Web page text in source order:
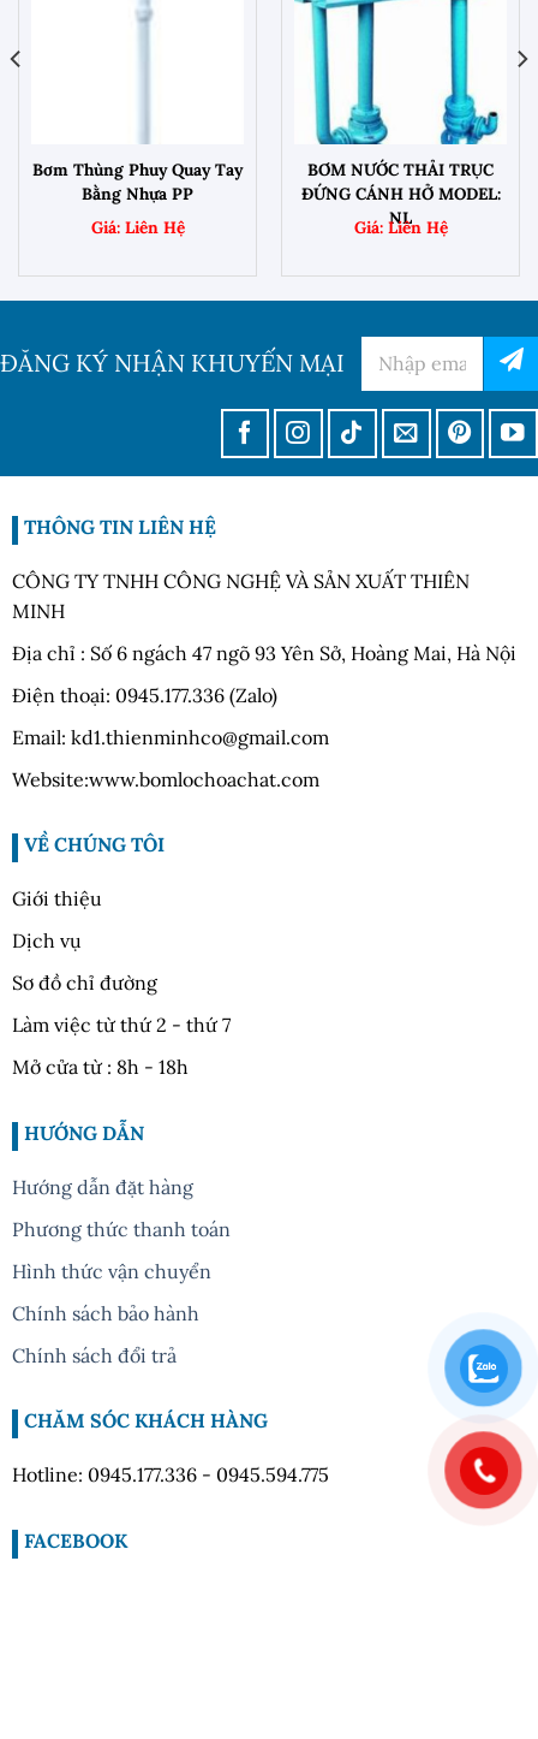
Bơm Thùng Phuy Quay Tay
Bằng Nhựa PP
BƠM NƯỚC THẢI TRỤC
ĐỨNG CÁNH HỞ MODEL:
NL
ĐĂNG KÝ NHẬN KHUYẾN MẠI
THÔNG TIN LIÊN HỆ
CÔNG TY TNHH CÔNG NGHỆ VÀ SẢN XUẤT THIÊN
MINH
Địa chỉ : Số 6 ngách 47 ngõ 93 Yên Sở, Hoàng Mai, Hà Nội
Điện thoại: 0945.177.336 (Zalo)
Email: kd1.thienminhco@gmail.com
Website:www.bomlochoachat.com
VỀ CHÚNG TÔI
Giới thiệu
Dịch vụ
Sơ đồ chỉ đường
Làm việc từ thứ 2 - thứ 7
Mở cửa từ : 8h - 18h
HƯỚNG DẪN
Hướng dẫn đặt hàng
Phương thức thanh toán
Hình thức vận chuyển
Chính sách bảo hành
Chính sách đổi trả
CHĂM SÓC KHÁCH HÀNG
Hotline: 0945.177.336 - 0945.594.775
FACEBOOK